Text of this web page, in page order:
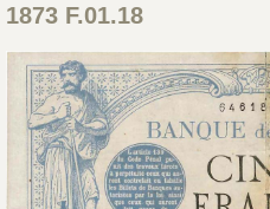
1873 F.01.18